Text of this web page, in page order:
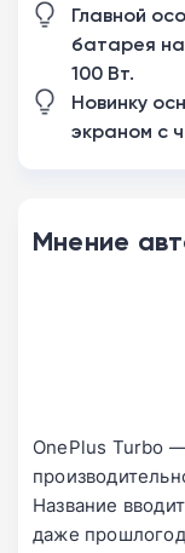
Главной
батарея
100 Вт.
Новинку
экраном с
Мнение
OnePlus Turbo
Название
даже